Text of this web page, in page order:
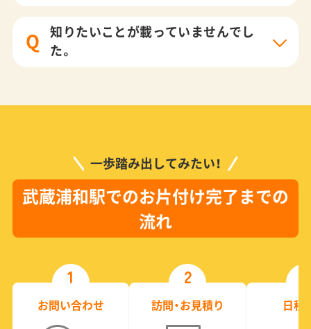
Q
知りたいことが載っていませんでし
た。
一歩踏み出してみたい！
武蔵浦和駅でのお片付け完了までの
流れ
1
お問い合わせ
2
訪問・お見積り 日程